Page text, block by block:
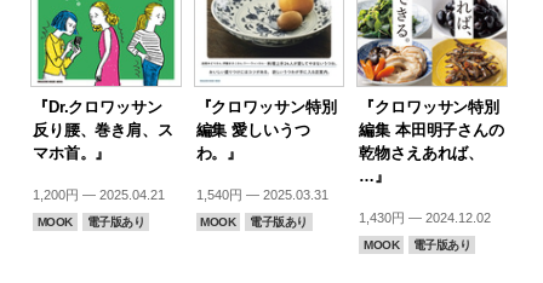
『Dr.クロワッサン
反り腰、巻き肩、ス
マホ首。』
1,200円 — 2025.04.21
MOOK 電子版あり
『クロワッサン特別
編集 愛しいうつ
わ。』
1,540円 — 2025.03.31
MOOK 電子版あり
『クロワッサン特別
編集 本田明子さんの
乾物さえあれば、
…』
1,430円 — 2024.12.02
MOOK 電子版あり